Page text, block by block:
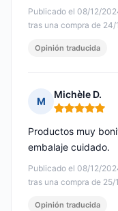
Publicado el 08/12/
tras una compra de 24/
Opinión traducida
M
Michèle D.
Nota: 5 de 5
Publicado el 08/12/
tras una compra de 25/
Productos muy
embalaje cuidado.
Opinión traducida